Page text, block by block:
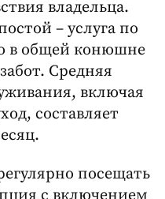
владельца.
– услуга по
в общей конюшне
Средняя
включая
составляет
посещать